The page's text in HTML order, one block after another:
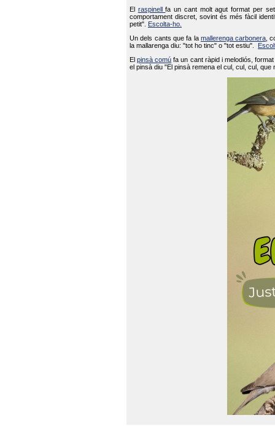
El raspinellfa un cant molt agut format per
comportament discret, sovint és més fàcil
petit".
Escolta-ho.
Un dels cants que fa la mallerenga carbonera ,
la mallarenga diu: "tot ho tinc" o "tot estiu".
Elpinsà comú fa un cant ràpid i melodiós,
el pinsà diu "El pinsà remena el cul, cul, cul,